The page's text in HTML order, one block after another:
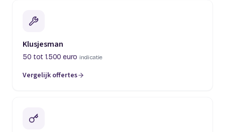
Klusjesman
50 tot 1.500 euro indicatie
Vergelijk offertes
(opent in een nieuw tabblad)